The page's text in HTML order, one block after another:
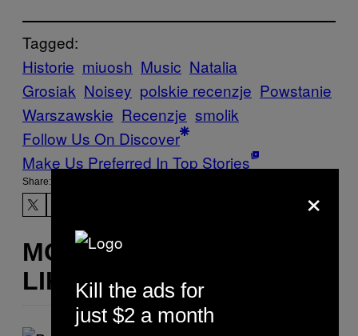
Tagged:
Historie miuosh Music Natalia
Grosiak Noisey polskie recenzje Powstanie
Warszawskie Recenzje smolik
Follow Us On Discover
Make Us Preferred In Top Stories
Share:
MORE
LIKE THIS
×
Kill the ads for
just $2 a month